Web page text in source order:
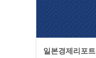
일본경제리포트